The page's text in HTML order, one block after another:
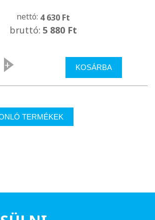
nettó: 4 630 Ft
bruttó: 5 880 Ft
+ KOSÁRBA
TERMÉKEK